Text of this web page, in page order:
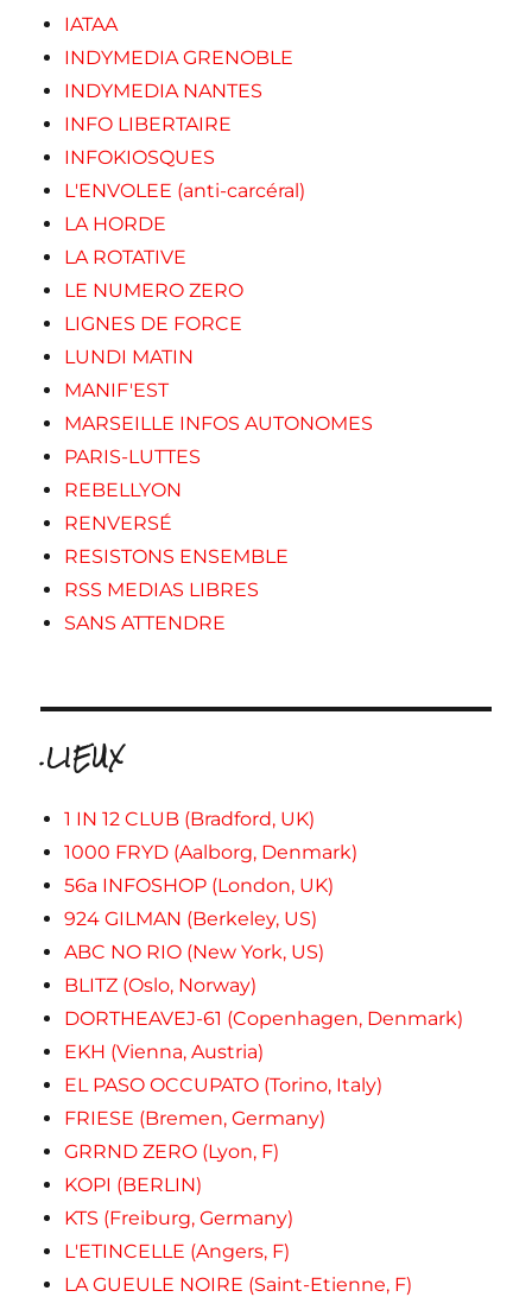
IATAA
INDYMEDIA GRENOBLE
INDYMEDIA NANTES
INFO LIBERTAIRE
INFOKIOSQUES
L'ENVOLEE (anti-carcéral)
LA HORDE
LA ROTATIVE
LE NUMERO ZERO
LIGNES DE FORCE
LUNDI MATIN
MANIF'EST
MARSEILLE INFOS AUTONOMES
PARIS-LUTTES
REBELLYON
RENVERSÉ
RESISTONS ENSEMBLE
RSS MEDIAS LIBRES
SANS ATTENDRE
.LIEUX
1 IN 12 CLUB (Bradford, UK)
1000 FRYD (Aalborg, Denmark)
56a INFOSHOP (London, UK)
924 GILMAN (Berkeley, US)
ABC NO RIO (New York, US)
BLITZ (Oslo, Norway)
DORTHEAVEJ-61 (Copenhagen, Denmark)
EKH (Vienna, Austria)
EL PASO OCCUPATO (Torino, Italy)
FRIESE (Bremen, Germany)
GRRND ZERO (Lyon, F)
KOPI (BERLIN)
KTS (Freiburg, Germany)
L'ETINCELLE (Angers, F)
LA GUEULE NOIRE (Saint-Etienne, F)